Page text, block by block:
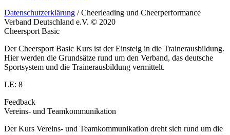
Datenschutzerklärung / Cheerleading und Cheerperformance
Verband Deutschland e.V. © 2020
Cheersport Basic
Der Cheersport Basic Kurs ist der Einsteig in die Trainerausbildung.
Hier werden die Grundsätze rund um den Verband, das deutsche
Sportsystem und die Trainerausbildung vermittelt.
LE: 8
Feedback
Vereins- und Teamkommunikation
Der Kurs Vereins- und Teamkommunikation dreht sich rund um die